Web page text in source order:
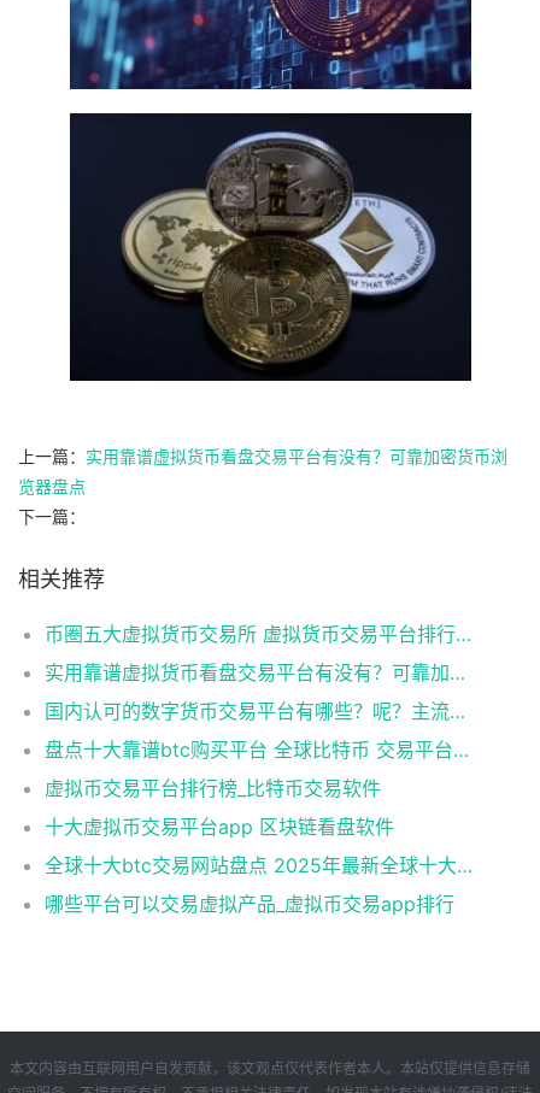
上一篇： 实用靠谱虚拟货币看盘交易平台有没有？可靠加密货币浏
览器盘点
下一篇：
相关推荐
币圈五大虚拟货币交易所 虚拟货币交易平台排行榜TOP5
实用靠谱虚拟货币看盘交易平台有没有？可靠加密货币浏览器盘点
国内认可的数字货币交易平台有哪些？呢？主流数字货币交易平台排名
盘点十大靠谱btc购买平台 全球比特币 交易平台排名
虚拟币交易平台排行榜_比特币交易软件
十大虚拟币交易平台app 区块链看盘软件
全球十大btc交易网站盘点 2025年最新全球十大合约交易所排名榜一览
哪些平台可以交易虚拟产品_虚拟币交易app排行
本文内容由互联网用户自发贡献，该文观点仅代表作者本人。本站仅提供信息存储